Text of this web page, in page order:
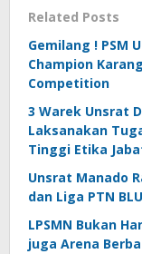
Related Posts
Gemilang ! PSM
Champion
Competition
3 Warek Unsrat
Laksanakan
Tinggi Etika
Unsrat Manado
dan Liga PTN
LPSMN Bukan
juga Arena